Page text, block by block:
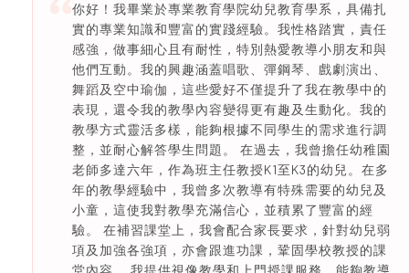
你好！我畢業於專業教育學院幼兒教育學系，具備扎
實的專業知識和豐富的實踐經驗。我性格踏實，責任
感強，做事細心且有耐性，特別熱愛教導小朋友和與
他們互動。我的興趣涵蓋唱歌、彈鋼琴、戲劇演出、
舞蹈及空中瑜伽，這些愛好不僅提升了我在教學中的
表現，還令我的教學內容變得更有趣及生動化。我的
教學方式靈活多樣，能夠根據不同學生的需求進行調
整，並耐心解答學生問題。 在過去，我曾擔任幼稚園
老師多達六年，作為班主任教授K1至K3的幼兒。在多
年的教學經驗中，我曾多次教導有特殊需要的幼兒及
小童，這使我對教學充滿信心，並積累了豐富的經
驗。 在補習課堂上，我會配合家長要求，針對幼兒弱
項及加強各強項，亦會跟進功課，鞏固學校教授的課
堂內容。 我提供視像教學和上門授課服務，能夠教導